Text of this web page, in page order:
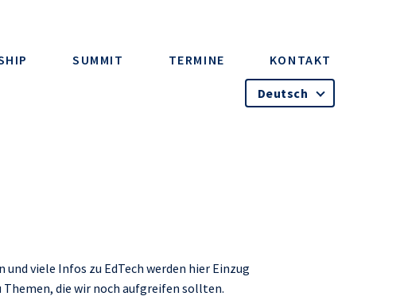
SUMMIT TERMINE KONTAKT
Deutsch
viele Infos zu EdTech werden hier Einzug
Themen, die wir noch aufgreifen sollten.